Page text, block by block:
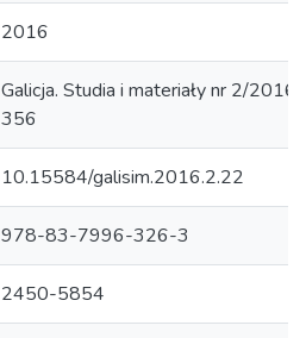
2016
Galicja. Studia i materiały nr 2/
356
10.15584/galisim.2016.2.22
978-83-7996-326-3
2450-5854